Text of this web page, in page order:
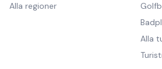
Alla regioner
Alla